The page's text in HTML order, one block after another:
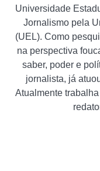
Universidade
Jornalismo pela
(UEL). Como
na perspectiva
saber, poder e
jornalista, já
Atualmente